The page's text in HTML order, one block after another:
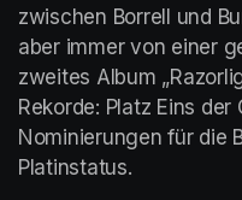
zwischen Borrell und
aber immer von einer
zweites Album
Rekorde: Platz Eins der
Nominierungen für die
Platinstatus.